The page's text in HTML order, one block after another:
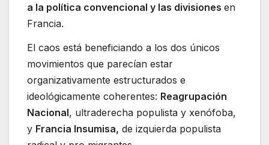
a la política convencional y las divisiones en
Francia.
El caos está beneficiando a los dos únicos
movimientos que parecían estar
organizativamente estructurados e
ideológicamente coherentes: Reagrupación
Nacional, ultraderecha populista y xenófoba,
y Francia Insumisa, de izquierda populista